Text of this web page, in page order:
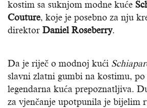
kostim sa suknjom modne kuće
Couture, koje je posebno za nju
direktor Daniel Roseberry.
Da je riječ o modnoj kući
slavni zlatni gumbi na kostimu,
legendarna kuća prepoznatljiva.
za vjenčanje upotpunila je bijelim